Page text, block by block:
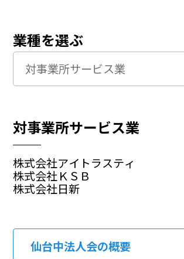
業種を選ぶ
対事業所サービス業
株式会社アイトラスティ
株式会社ＫＳＢ
株式会社日新
仙台中法人会の概要